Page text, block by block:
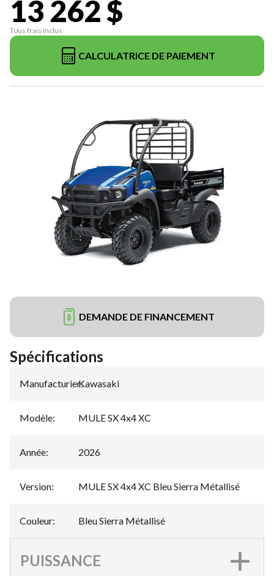
13 262 $
Tous frais inclus
CALCULATRICE DE PAIEMENT
DEMANDE DE FINANCEMENT
Spécifications
Manufacturier:
Kawasaki
Modèle: MULE SX 4x4 XC
Année: 2026
Version: MULE SX 4x4 XC Bleu Sierra Métallisé
Couleur: Bleu Sierra Métallisé
PUISSANCE